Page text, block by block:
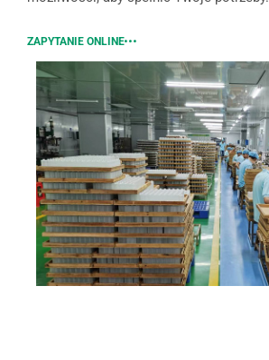
ZAPYTANIE ONLINE